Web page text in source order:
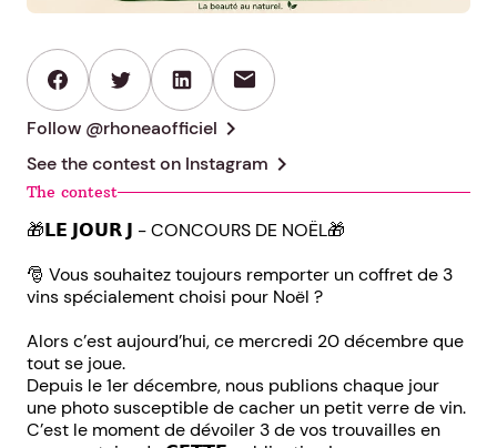
mail
Follow @rhoneaofficiel chevron_right
See the contest on Instagram chevron_right
The contest
🎁𝗟𝗘 𝗝𝗢𝗨𝗥 𝗝 - CONCOURS DE NOËL🎁
🎅 Vous souhaitez toujours remporter un coffret de 3
vins spécialement choisi pour Noël ?
Alors c’est aujourd’hui, ce mercredi 20 décembre que
tout se joue.
Depuis le 1er décembre, nous publions chaque jour
une photo susceptible de cacher un petit verre de vin.
C’est le moment de dévoiler 3 de vos trouvailles en